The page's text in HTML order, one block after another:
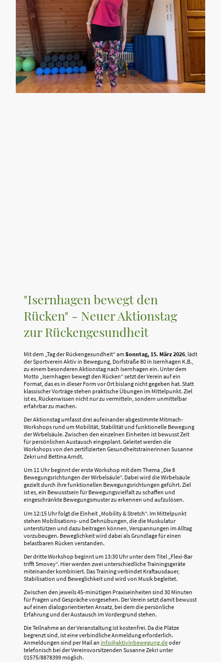
"Isernhagen bewegt den
Rücken" - Neuer Aktionstag
zur Rückengesundheit
Mit dem „Tag der Rückengesundheit“ am Sonntag, 15. März 2026 , lädt
der Sportverein Aktiv in Bewegung, Dorfstraße 80 in Isernhagen K.B.,
zu einem besonderen Aktionstag nach Isernhagen ein. Unter dem
Motto „Isernhagen bewegt den Rücken“ setzt der Verein auf ein
Format, das es in dieser Form vor Ort bislang nicht gegeben hat. Statt
klassischer Vorträge stehen praktische Übungen im Mittelpunkt. Ziel
ist es, Rückenwissen nicht nur zu vermitteln, sondern unmittelbar
erfahrbar zu machen.
Der Aktionstag umfasst drei aufeinander abgestimmte Mitmach-
Workshops rund um Mobilität, Stabilität und funktionelle Bewegung
der Wirbelsäule. Zwischen den einzelnen Einheiten ist bewusst Zeit
für persönlichen Austausch eingeplant. Geleitet werden die
Workshops von den zertifizierten Gesundheitstrainerinnen Susanne
Zekri und Bettina Arndt.
Um 11 Uhr beginnt der erste Workshop mit dem Thema „Die 8
Bewegungsrichtungen der Wirbelsäule“. Dabei wird die Wirbelsäule
gezielt durch ihre funktionellen Bewegungsrichtungen geführt. Ziel
ist es, ein Bewusstsein für Bewegungsvielfalt zu schaffen und
eingeschränkte Bewegungsmuster zu erkennen und aufzulösen.
Um 12:15 Uhr folgt die Einheit „Mobility & Stretch“. Im Mittelpunkt
stehen Mobilisations- und Dehnübungen, die die Muskulatur
unterstützen und dazu beitragen können, Verspannungen im Alltag
vorzubeugen. Beweglichkeit wird dabei als Grundlage für einen
belastbaren Rücken verstanden.
Der dritte Workshop beginnt um 13:30 Uhr unter dem Titel „Flexi-Bar
trifft Smovey“. Hier werden zwei unterschiedliche Trainingsgeräte
miteinander kombiniert. Das Training verbindet Kraftausdauer,
Stabilisation und Beweglichkeit und wird von Musik begleitet.
Zwischen den jeweils 45-minütigen Praxiseinheiten sind 30 Minuten
für Fragen und Gespräche vorgesehen. Der Verein setzt damit bewusst
auf einen dialogorientierten Ansatz, bei dem die persönliche
Erfahrung und der Austausch im Vordergrund stehen.
Die Teilnahme an der Veranstaltung ist kostenfrei. Da die Plätze
begrenzt sind, ist eine verbindliche Anmeldung erforderlich.
Anmeldungen sind per Mail an info@aktivinbewegung.deoder
telefonisch bei der Vereinsvorsitzenden Susanne Zekri unter
01575/8878399 möglich.